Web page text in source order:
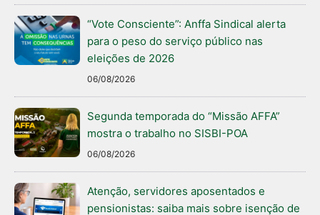
“Vote Consciente”: Anffa Sindical alerta
para o peso do serviço público nas
eleições de 2026
06/08/2026
Segunda temporada do “Missão AFFA”
mostra o trabalho no SISBI-POA
06/08/2026
Atenção, servidores aposentados e
pensionistas: saiba mais sobre isenção de